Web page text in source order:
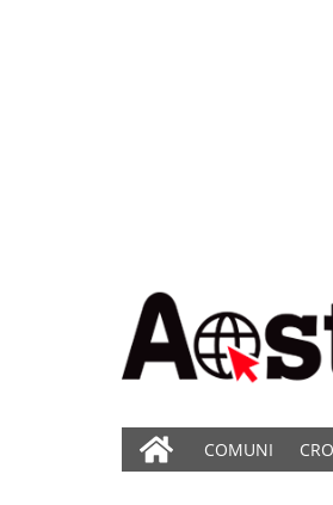
COMUNI